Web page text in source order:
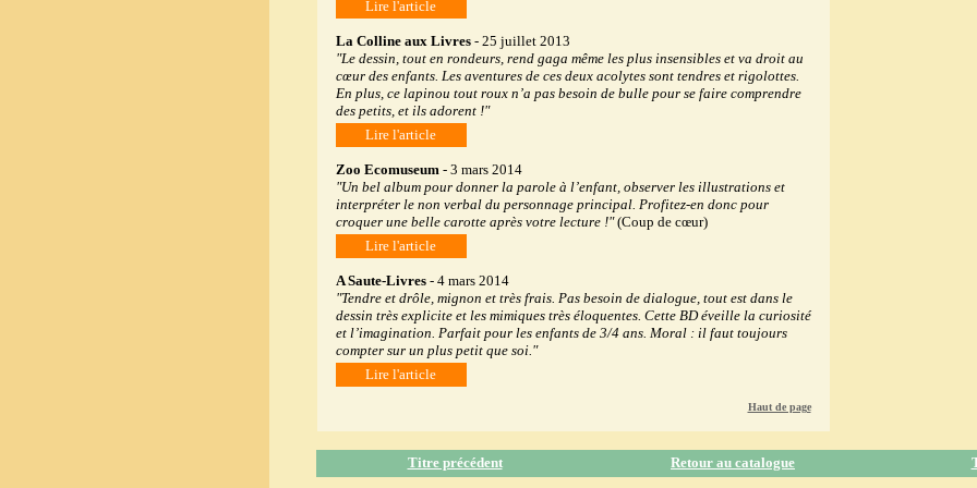
Lire l'article
La Colline aux Livres- 25 juillet 2013
"Le dessin, tout en rondeurs, rend gaga même les plus insensibles et va droit au
cœur des enfants. Les aventures de ces deux acolytes sont tendres et rigolottes.
En plus, ce lapinou tout roux n’a pas besoin de bulle pour se faire comprendre
des petits, et ils adorent !"
Lire l'article
Zoo Ecomuseum- 3 mars 2014
"Un bel album pour donner la parole à l’enfant, observer les illustrations et
interpréter le non verbal du personnage principal. Profitez-en donc pour
croquer une belle carotte après votre lecture !"(Coup de cœur)
Lire l'article
A Saute-Livres- 4 mars 2014
"Tendre et drôle, mignon et très frais. Pas besoin de dialogue, tout est dans le
dessin très explicite et les mimiques très éloquentes. Cette BD éveille la curiosité
et l’imagination. Parfait pour les enfants de 3/4 ans. Moral : il faut toujours
compter sur un plus petit que soi."
Lire l'article
Haut de page
Titre précédent Retour au catalogue